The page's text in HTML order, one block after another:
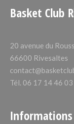
Basket Club
20 avenue du
66600 Rivesaltes
Tél. 06 17 14 46 03